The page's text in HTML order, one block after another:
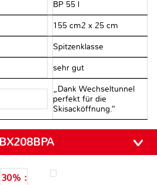
BP 55 l
155 cm2 x 25 cm
Spitzenklasse
sehr gut
„Dank Wechseltunnel
perfekt für die
Skisacköffnung.“
30% :